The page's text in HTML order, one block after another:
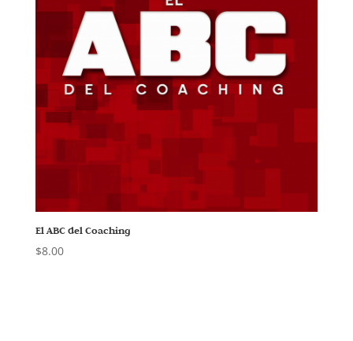
El ABC del Coaching
$8.00